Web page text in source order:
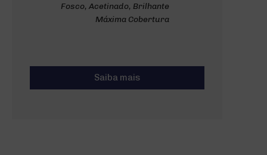
Fosco, Acetinado, Brilhante
Máxima Cobertura
Saiba mais